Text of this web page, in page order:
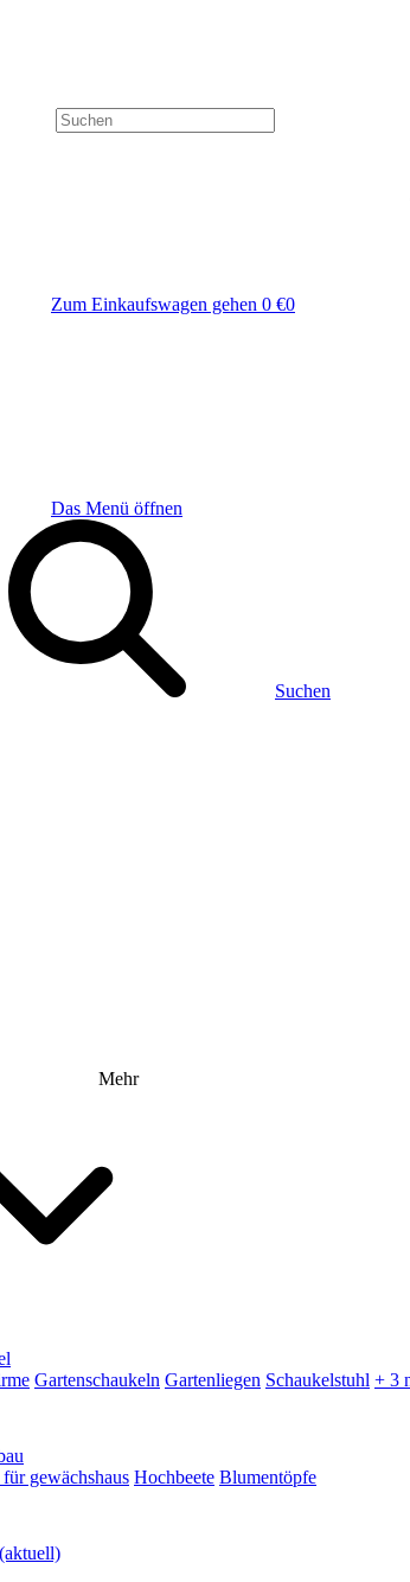
Zum Einkaufswagen gehen 0 €0
Das Menü öffnen
Suchen
Mehr
Gartenschaukeln Gartenliegen Schaukelstuhl + 3
gewächshaus Hochbeete Blumentöpfe
(aktuell)